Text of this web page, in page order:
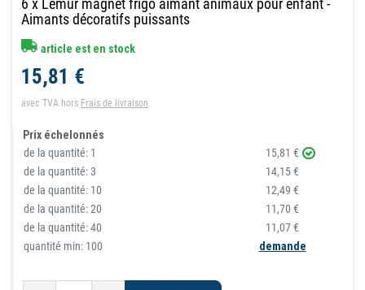
6 x Lémur magnet frigo aimant animaux pour enfant -
Aimants décoratifs puissants
article est en stock
15,81 €
avec TVA hors Frais de livraison
Prix échelonnés
de la quantité: 1
15,81 €
de la quantité:3
14,15 €
de la quantité: 10
12,49 €
de la quantité:20
11,70 €
de la quantité:40
11,07 €
quantité min: 100
demande